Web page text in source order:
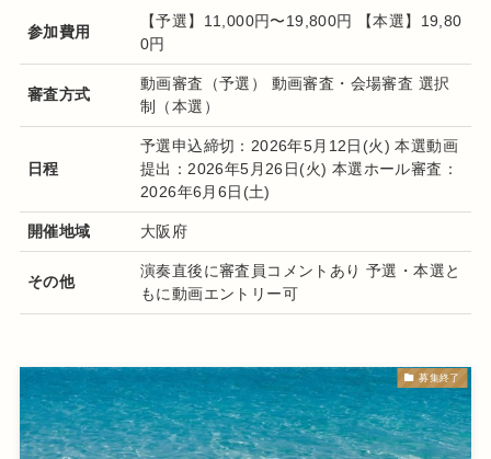
参加費用
【予選】11,000円〜19,800円 【本選】19,80
0円
審査方式
動画審査（予選） 動画審査・会場審査 選択
制（本選）
日程
予選申込締切：2026年5月12日(火) 本選動画
提出：2026年5月26日(火) 本選ホール審査：
2026年6月6日(土)
開催地域 大阪府
その他
演奏直後に審査員コメントあり 予選・本選と
もに動画エントリー可
募集終了